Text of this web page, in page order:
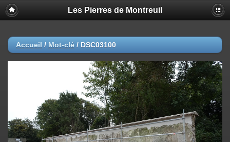
Les Pierres de Montreuil
Accueil / Mot-clé / DSC03100